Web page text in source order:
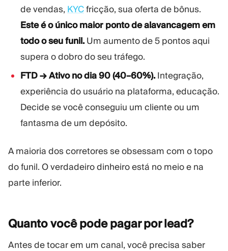
de vendas, KYCfricção, sua oferta de bônus.
Este é o único maior ponto de alavancagem em
todo o seu funil.Um aumento de 5 pontos aqui
supera o dobro do seu tráfego.
FTD → Ativo no dia 90 (40–60%).Integração,
experiência do usuário na plataforma, educação.
Decide se você conseguiu um cliente ou um
fantasma de um depósito.
A maioria dos corretores se obsessam com o topo
do funil. O verdadeiro dinheiro está no meio e na
parte inferior.
Quanto você pode pagar porlead?
Antes de tocar em um canal, você precisa saber